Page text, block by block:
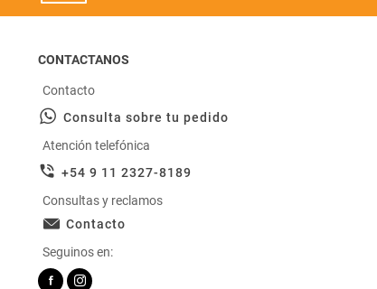
CONTACTANOS
Contacto
Consulta sobre tu pedido
Atención telefónica
+54 9 11 2327-8189
Consultas y reclamos
Contacto
Seguinos en: